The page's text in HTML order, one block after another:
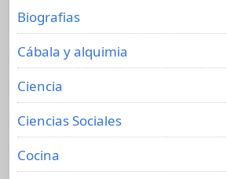
Biografias
Cábala y alquimia
Ciencia
Ciencias Sociales
Cocina